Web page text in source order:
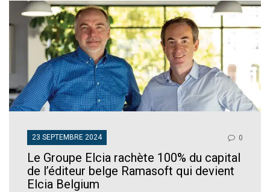
23 SEPTEMBRE 2024 0
Le Groupe Elcia rachète 100% du capital
de l’éditeur belge Ramasoft qui devient
Elcia Belgium